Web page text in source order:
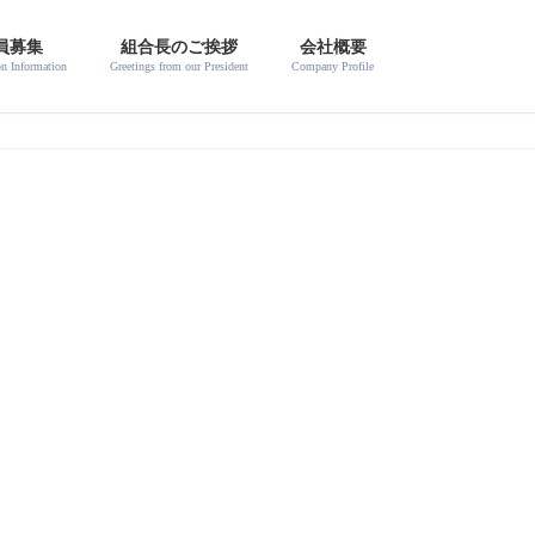
募集
Information
組合長のご挨拶
Greetings from our President
会社概要
Company Profile